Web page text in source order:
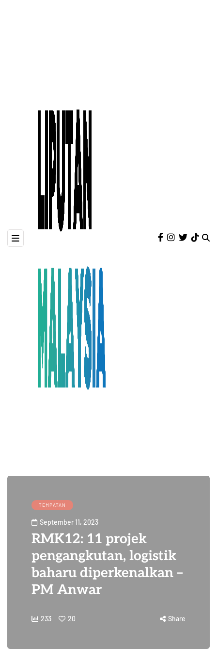
TEMPATAN
September 11, 2023
RMK12: 11 projek
pengangkutan, logistik
baharu diperkenalkan –
PM Anwar
233 20 Share